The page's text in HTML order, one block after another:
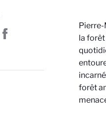
Pierre-
la
forêt